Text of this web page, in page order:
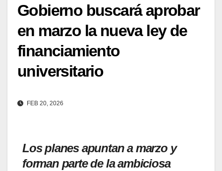
Gobierno buscará aprobar
en marzo la nueva ley de
financiamiento
universitario
FEB 20, 2026
Los planes apuntan a marzo y
forman parte de la ambiciosa